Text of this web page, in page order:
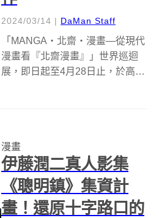
2024/03/14 | DaMan Staff
「MANGA‧北齋‧漫畫—從現代
漫畫看『北齋漫畫』」世界巡迴
展，即日起至4月28日止，於高雄
江戶時期浮世繪大師葛飾北齋、
歌川國芳...
漫畫
伊藤潤二真人影集
《聰明鎮》集資計
畫！還原十字路口的